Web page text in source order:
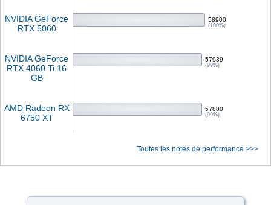
NVIDIA GeForce
RTX 5060
58900
(100%)
NVIDIA GeForce
RTX 4060 Ti 16
GB
57939
(99%)
AMD Radeon RX
6750 XT
57880
(99%)
Toutes les notes de performance >>>